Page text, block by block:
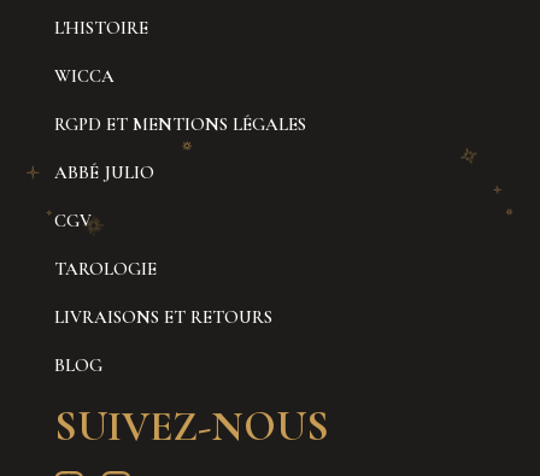
L'HISTOIRE
WICCA
RGPD ET MENTIONS LÉGALES
ABBÉ JULIO
CGV
TAROLOGIE
LIVRAISONS ET RETOURS
BLOG
SUIVEZ-NOUS